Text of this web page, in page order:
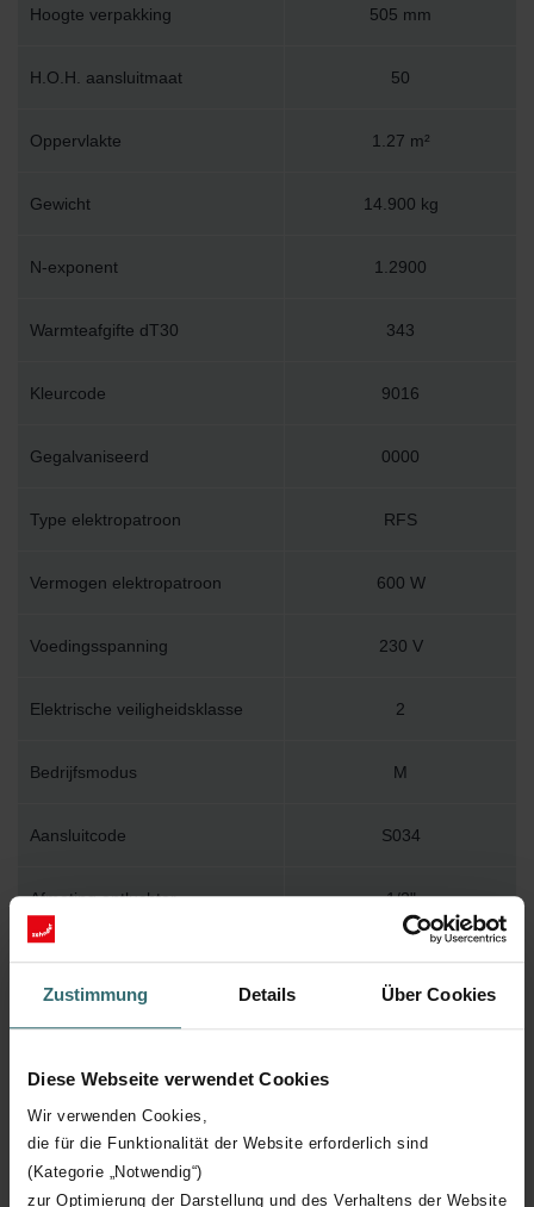
Zustimmung Details Über Cookies
Diese Webseite verwendet Cookies
Wir verwenden Cookies,
die für die Funktionalität der Website erforderlich sind
(Kategorie „Notwendig“)
zur Optimierung der Darstellung und des Verhaltens der Website
Hoogte verpakking 505 mm
H.O.H. aansluitmaat 50
Oppervlakte 1.27 m²
Gewicht 14.900 kg
N-exponent 1.2900
Warmteafgifte dT30 343
Kleurcode 9016
Gegalvaniseerd 0000
Type elektropatroon RFS
Vermogen elektropatroon 600 W
Voedingsspanning 230 V
Elektrische veiligheidsklasse 2
Bedrijfsmodus M
Aansluitcode S034
Afmeting ontluchter 1/2"
Muurbevestiging WBMET
Installatietoebehoren in
Max. werktemperatuur
Max. werkdruk